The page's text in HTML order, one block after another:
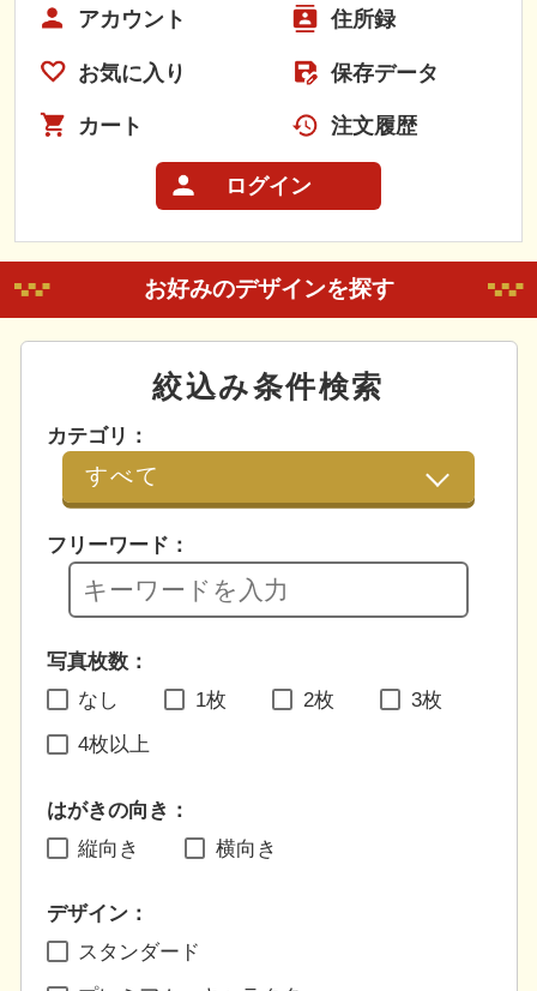
アカウント 住所録
お気に入り 保存データ
カート 注文履歴
ログイン
お好みのデザインを探す
絞込み条件検索
カテゴリ：
フリーワード：
写真枚数：
なし
1枚 2枚 3枚
4枚以上
はがきの向き：
縦向き
横向き
デザイン：
スタンダード